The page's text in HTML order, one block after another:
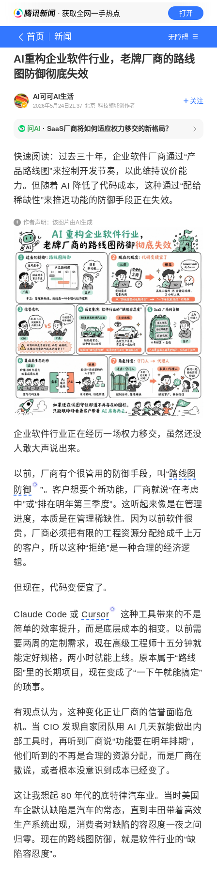
· 获取全网一手热点 打开
首页 新闻 无障碍
AI重构企业软件行业，老牌厂商的路线
图防御彻底失效
AI可可AI生活
2026年5月24日21:37 北京 科技领域创作者
关注
问AI · SaaS厂商将如何适应权力移交的新格局？
快速阅读：过去三十年，企业软件厂商通过“产
品路线图”来控制开发节奏，以此维持议价能
力。但随着 AI 降低了代码成本，这种通过“配给
稀缺性”来推迟功能的防御手段正在失效。
作者声明：该图片由AI生成
企业软件行业正在经历一场权力移交，虽然还没
人敢大声说出来。
以前，厂商有个很管用的防御手段，叫“路线图
防御
”。客户想要个新功能，厂商就说“在考虑
中”或“排在明年第三季度”。这听起来像是在管理
进度，本质是在管理稀缺性。因为以前软件很
贵，厂商必须把有限的工程资源分配给成千上万
的客户，所以这种“拒绝”是一种合理的经济逻
辑。
但现在，代码变便宜了。
Claude Code 或 Cursor
这种工具带来的不是
简单的效率提升，而是底层成本的相变。以前需
要两周的定制需求，现在高级工程师十五分钟就
能定好规格，两小时就能上线。原本属于“路线
图”里的长期项目，现在变成了“一下午就能搞定”
的琐事。
有观点认为，这种变化正让厂商的信誉面临危
机。当 CIO 发现自家团队用 AI 几天就能做出内
部工具时，再听到厂商说“功能要在明年排期”，
他们听到的不再是合理的资源分配，而是厂商在
撒谎，或者根本没意识到成本已经变了。
这让我想起 80 年代的底特律汽车业。当时美国
车企默认缺陷是汽车的常态，直到 丰田 带着高效
生产系统出现，消费者对缺陷的容忍度一夜之间
归零。现在的路线图防御，就是软件行业的“缺
陷容忍度”。